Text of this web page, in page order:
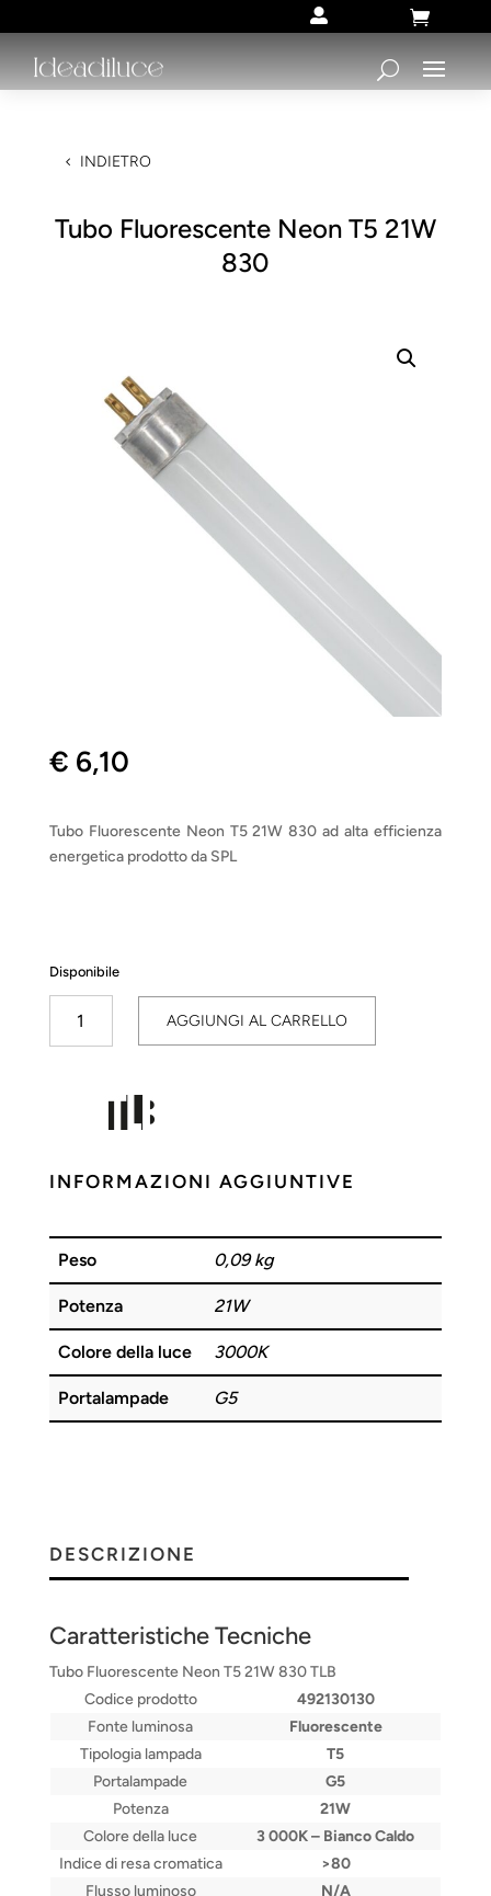
 
INDIETRO
Tubo Fluorescente Neon T5 21W
830
€ 6,10
Tubo Fluorescente Neon T5 21W 830 ad alta efficienza
energetica prodotto da SPL
Disponibile
Fluorescente
AGGIUNGI AL CARRELLO
INFORMAZIONI AGGIUNTIVE
Peso 0,09 kg
Potenza 21W
Colore della luce 3000K
Portalampade G5
DESCRIZIONE
Caratteristiche Tecniche
Tubo Fluorescente Neon T5 21W 830 TLB
Codice prodotto
492130130
Fonte luminosa
Fluorescente
Tipologia lampada
T5
Portalampade
G5
Potenza
21W
Colore della luce
3 000K – Bianco Caldo
Indice di resa cromatica
>80
Flusso luminoso
N/A